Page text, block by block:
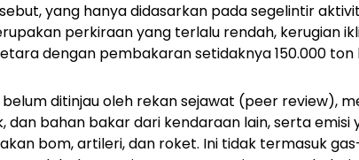
yang hanya didasarkan pada segelintir
perkiraan yang terlalu rendah, kerugian
dengan pembakaran setidaknya 150.000 ton
ditinjau oleh rekan sejawat (peer review),
bahan bakar dari kendaraan lain, serta emisi
bom, artileri, dan roket. Ini tidak termasuk